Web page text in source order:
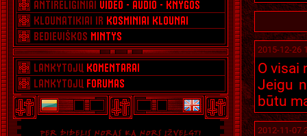
2015-12-26
O visai
Jeigu
būtu
2012-11-07